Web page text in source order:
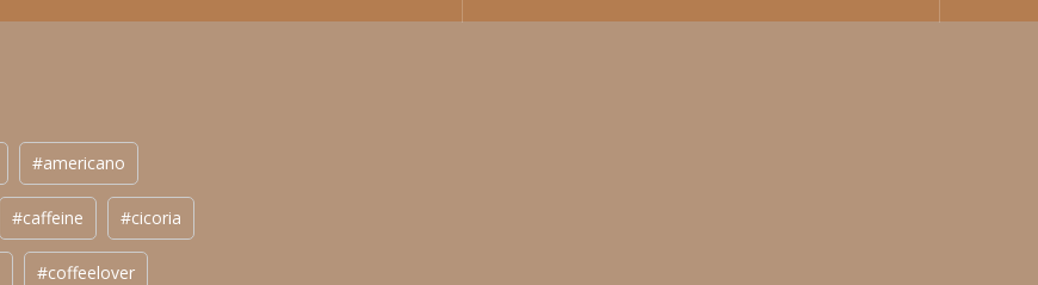
#americano
#caffeine #cicoria
#coffeelover